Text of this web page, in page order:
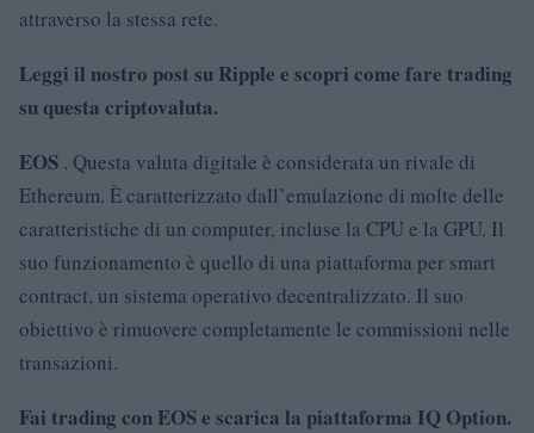
attraverso la stessa rete.
Leggi il nostro post su Ripple e scopri come fare trading
su questa criptovaluta.
EOS . Questa valuta digitale è considerata un rivale di
Ethereum. È caratterizzato dall’emulazione di molte delle
caratteristiche di un computer, incluse la CPU e la GPU. Il
suo funzionamento è quello di una piattaforma per smart
contract, un sistema operativo decentralizzato. Il suo
obiettivo è rimuovere completamente le commissioni nelle
transazioni.
Fai trading con EOS e scarica la piattaforma IQ Option.